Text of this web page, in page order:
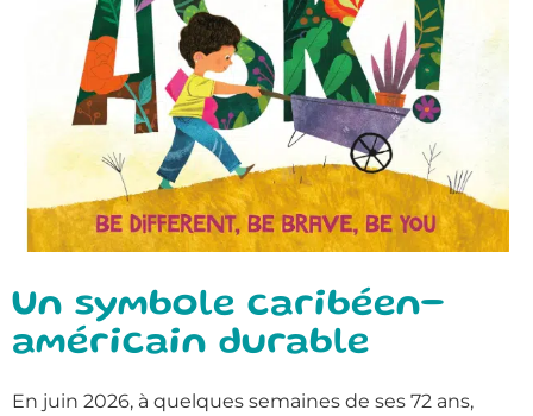
Un symbole caribéen-
américain durable
En juin 2026, à quelques semaines de ses 72 ans,